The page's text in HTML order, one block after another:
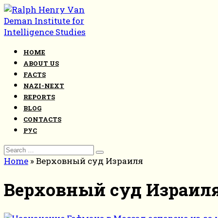
Skip
to
content
HOME
ABOUT US
FACTS
NAZI-NEXT
REPORTS
BLOG
CONTACTS
РУС
Search
for:
Home »Верховный суд Израиля
Верховный суд